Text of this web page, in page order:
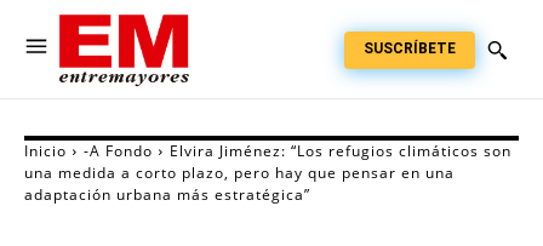
SUSCRÍBETE
Inicio -A Fondo
Elvira Jiménez: “Los refugios climáticos son
una medida a corto plazo, pero hay que pensar en una
adaptación urbana más estratégica”